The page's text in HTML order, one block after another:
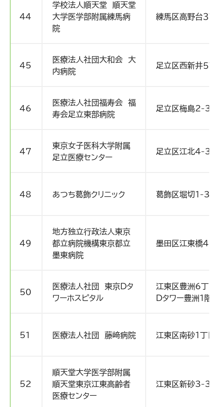
44
学校法人順天堂 順天堂
大学医学部附属練馬病
院
練馬区高野台３
45
医療法人社団大和会 大
内病院
足立区西新井５丁
46
医療法人社団福寿会 福
寿会足立東部病院
足立区梅島2-
47
東京女子医科大学附属
足立医療センター
足立区江北4-
48 あつち葛飾クリニック 葛飾区堀切1-
49
地方独立行政法人東京
都立病院機構東京都立
墨東病院
墨田区江東橋4-
50
医療法人社団 東京Dタ
ワーホスピタル
江東区豊洲6丁
Dタワー豊洲1階
51 医療法人社団 藤﨑病院 江東区南砂1丁
52
順天堂大学医学部附属
順天堂東京江東高齢者
医療センター
江東区新砂3-3-